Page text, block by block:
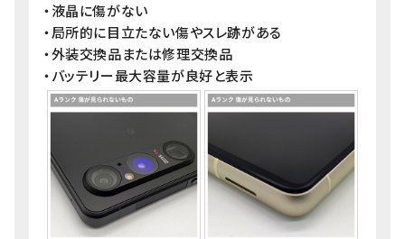
・液晶に傷がない
・局所的に目立たない傷やスレ跡がある
・外装交換品または修理交換品
・バッテリー最大容量が良好と表示